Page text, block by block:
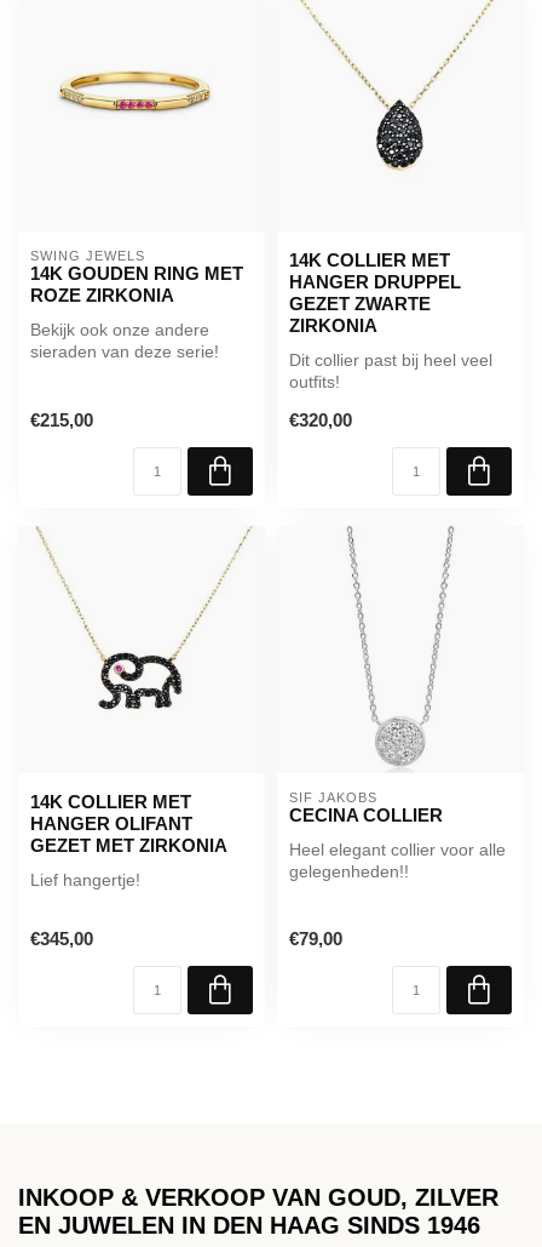
SWING JEWELS
14K GOUDEN RING MET
ROZE ZIRKONIA
Bekijk ook onze andere
sieraden van deze serie!
€215,00
14K COLLIER MET
HANGER DRUPPEL
GEZET ZWARTE
ZIRKONIA
Dit collier past bij heel veel
outfits!
€320,00
14K COLLIER MET
HANGER OLIFANT
GEZET MET ZIRKONIA
Lief hangertje!
€345,00
SIF JAKOBS
CECINA COLLIER
Heel elegant collier voor alle
gelegenheden!!
€79,00
INKOOP & VERKOOP VAN GOUD, ZILVER
EN JUWELEN IN DEN HAAG SINDS 1946